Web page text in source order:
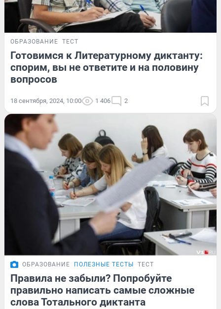
ОБРАЗОВАНИЕ ТЕСТ
Готовимся к Литературному диктанту:
спорим, вы не ответите и на половину
вопросов
18 сентября, 2024, 10:00 1 406 2
ОБРАЗОВАНИЕ ПОЛЕЗНЫЕ ТЕСТЫ ТЕСТ
Правила не забыли? Попробуйте
правильно написать самые сложные
слова Тотального диктанта